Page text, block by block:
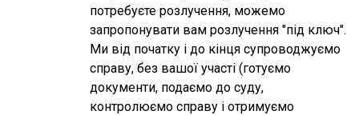
потребуєте розлучення, можемо
запропонувати вам розлучення "під ключ".
Ми від початку і до кінця супроводжуємо
справу, без вашої участі (готуємо
документи, подаємо до суду,
контролюємо справу і отримуємо